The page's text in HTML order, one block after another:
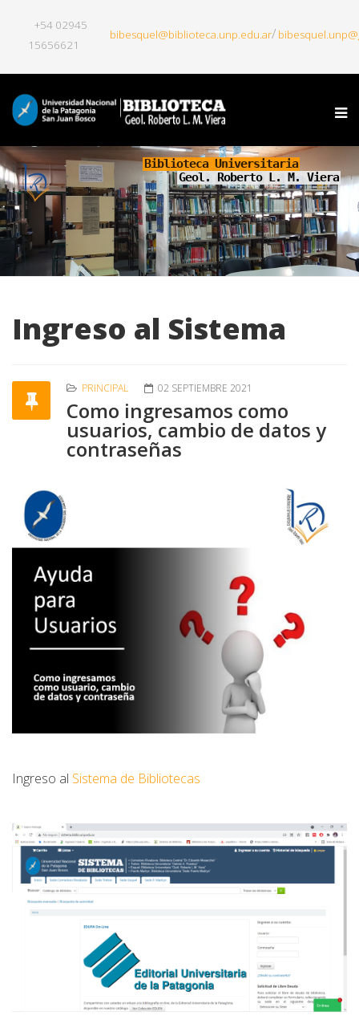
+54 02945
15656621
bibesquel@biblioteca.unp.edu.ar/
Biblioteca Universitaria
Geol. Roberto L. M. Viera
Ingreso al Sistema
PRINCIPAL 02 SEPTIEMBRE 2021
Como ingresamos como
usuarios, cambio de datos y
contraseñas
Ingreso al Sistema de Bibliotecas